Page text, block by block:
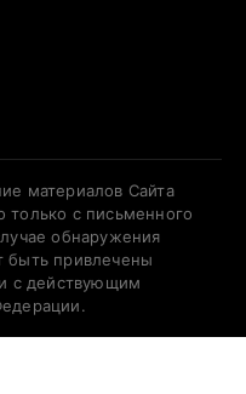
материалов Сайта
только с письменного
обнаружения
быть привлечены
с действующим